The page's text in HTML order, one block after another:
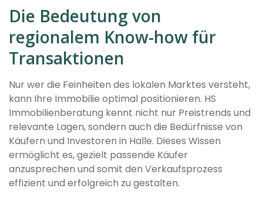
Die Bedeutung von
regionalem Know-how für
Transaktionen
Nur wer die Feinheiten des lokalen Marktes versteht,
kann Ihre Immobilie optimal positionieren. HS
Immobilienberatung kennt nicht nur Preistrends und
relevante Lagen, sondern auch die Bedürfnisse von
Käufern und Investoren in Halle. Dieses Wissen
ermöglicht es, gezielt passende Käufer
anzusprechen und somit den Verkaufsprozess
effizient und erfolgreich zu gestalten.